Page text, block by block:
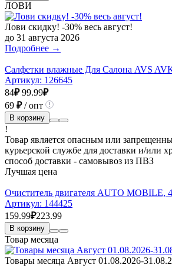
ЛОВИ
Лови скидку! -30% весь август!
до 31 августа 2026
Подробнее →
Салфетки влажные Для Салона AVS
Артикул: 126645
84₽ 99.99₽
69 ₽/ опт
В корзину
!
Товар является опасным или
курьерской службе для доставки и/или
способ доставки - самовывоз из ПВЗ
Лучшая цена
Очиститель двигателя AUTO MOBILE,
Артикул: 144425
159.99₽223.99
В корзину
Товар месяца
Товары месяца Август 01.08.2026-